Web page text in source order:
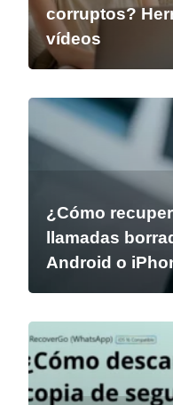
corruptos?
vídeos
¿Cómo
llamadas
Android o